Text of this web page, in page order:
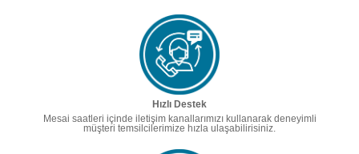
Hızlı Destek
Mesai saatleri içinde iletişim kanallarımızı kullanarak deneyimli
müşteri temsilcilerimize hızla ulaşabilirisiniz.